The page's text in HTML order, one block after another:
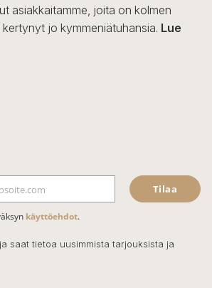
asiakkaitamme, joita on kolmen
jo kymmeniätuhansia. Lue
Tilaa
käyttöehdot.
saat tietoa uusimmista tarjouksista ja